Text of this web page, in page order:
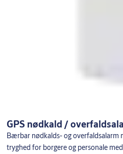
GPS nødkald /
Bærbar nødkalds- og overfaldsalarm
tryghed for borgere og personale